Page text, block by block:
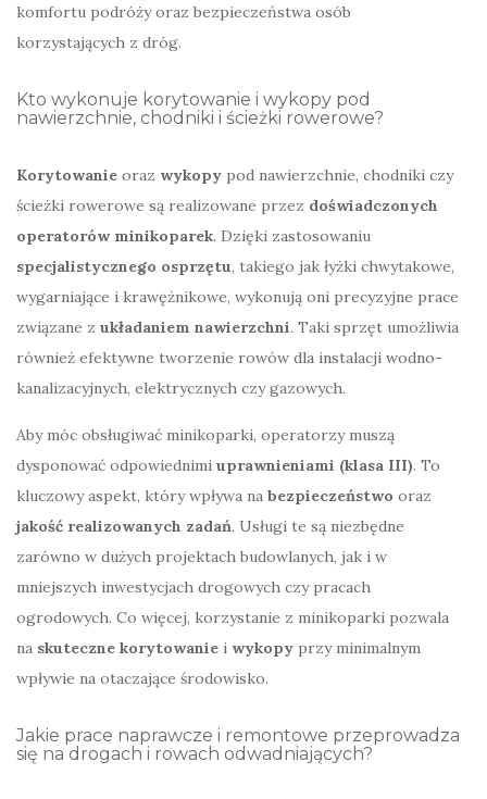
komfortu podróży oraz bezpieczeństwa osób
korzystających z dróg.
Kto wykonuje korytowanie i wykopy pod
nawierzchnie, chodniki i ścieżki rowerowe?
Korytowanie oraz wykopy pod nawierzchnie, chodniki czy
ścieżki rowerowe są realizowane przez doświadczonych
operatorów minikoparek. Dzięki zastosowaniu
specjalistycznego osprzętu, takiego jak łyżki chwytakowe,
wygarniające i krawężnikowe, wykonują oni precyzyjne prace
związane z układaniem nawierzchni. Taki sprzęt umożliwia
również efektywne tworzenie rowów dla instalacji wodno-
kanalizacyjnych, elektrycznych czy gazowych.
Aby móc obsługiwać minikoparki, operatorzy muszą
dysponować odpowiednimi uprawnieniami (klasa III). To
kluczowy aspekt, który wpływa na bezpieczeństwo oraz
jakość realizowanych zadań. Usługi te są niezbędne
zarówno w dużych projektach budowlanych, jak i w
mniejszych inwestycjach drogowych czy pracach
ogrodowych. Co więcej, korzystanie z minikoparki pozwala
na skuteczne korytowanie i wykopy przy minimalnym
wpływie na otaczające środowisko.
Jakie prace naprawcze i remontowe przeprowadza
się na drogach i rowach odwadniających?